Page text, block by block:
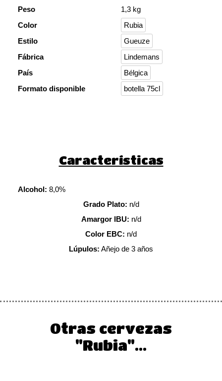
Peso
1,3 kg
Color
Rubia
Estilo
Gueuze
Fábrica
Lindemans
País
Bélgica
Formato disponible
botella 75cl
Características
Alcohol: 8,0%
Grado Plato: n/d
Amargor IBU: n/d
Color EBC: n/d
Lúpulos: Añejo de 3 años
Otras cervezas
"Rubia"...